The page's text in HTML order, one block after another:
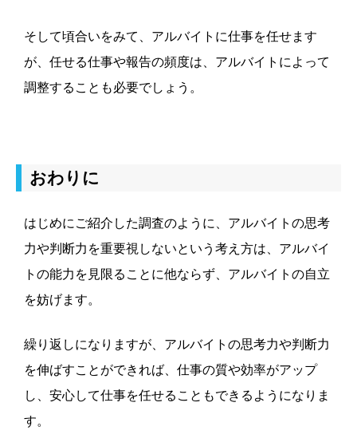
そして頃合いをみて、アルバイトに仕事を任せます
が、任せる仕事や報告の頻度は、アルバイトによって
調整することも必要でしょう。
おわりに
はじめにご紹介した調査のように、アルバイトの思考
力や判断力を重要視しないという考え方は、アルバイ
トの能力を見限ることに他ならず、アルバイトの自立
を妨げます。
繰り返しになりますが、アルバイトの思考力や判断力
を伸ばすことができれば、仕事の質や効率がアップ
し、安心して仕事を任せることもできるようになりま
す。